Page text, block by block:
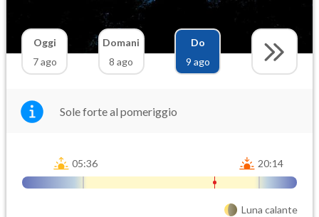
Oggi
7 ago
Domani
8 ago
Do
9 ago
Sole forte al pomeriggio
05:36 20:14
Luna calante